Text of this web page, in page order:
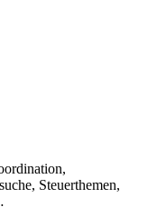
Steuerthemen,